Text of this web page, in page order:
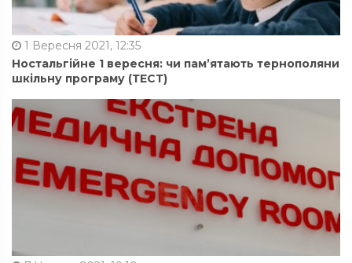
1 Вересня 2021, 12:35
Ностальгійне 1 вересня: чи пам’ятають тернополяни
шкільну програму (ТЕСТ)